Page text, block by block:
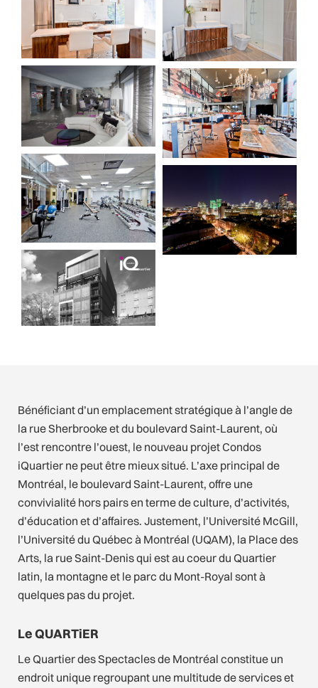
Bénéficiant d’un emplacement stratégique à l’angle de
la rue Sherbrooke et du boulevard Saint-Laurent, où
l’est rencontre l’ouest, le nouveau projet Condos
iQuartier ne peut être mieux situé. L’axe principal de
Montréal, le boulevard Saint-Laurent, offre une
convivialité hors pairs en terme de culture, d’activités,
d’éducation et d’affaires. Justement, l’Université McGill,
l’Université du Québec à Montréal (UQAM), la Place des
Arts, la rue Saint-Denis qui est au coeur du Quartier
latin, la montagne et le parc du Mont-Royal sont à
quelques pas du projet.
Le QUARTiER
Le Quartier des Spectacles de Montréal constitue un
endroit unique regroupant une multitude de services et